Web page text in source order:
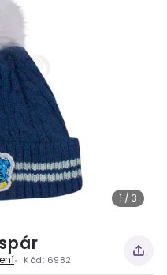
1 / 3
Kód: 6982